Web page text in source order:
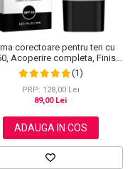
corectoare pentru ten cu
Acoperire completa, Finish
Rezistenta, Anti Roseata, CC
Cream Sefudun, 30 ml
(1)
PRP: 128,00 Lei
89,00 Lei
ADAUGA IN COS